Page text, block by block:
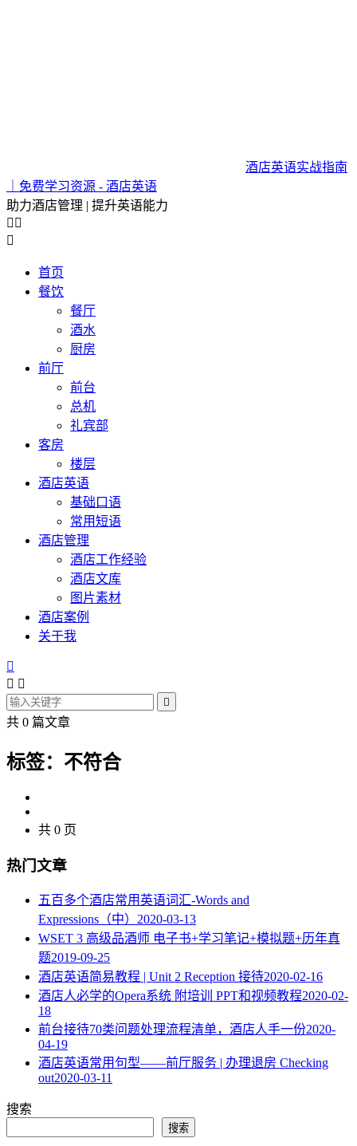
酒店英语实战指南
｜免费学习资源 - 酒店英语
助力酒店管理 | 提升英语能力
 

首页
餐饮
餐厅
酒水
厨房
前厅
前台
总机
礼宾部
客房
楼层
酒店英语
基础口语
常用短语
酒店管理
酒店工作经验
酒店文库
图片素材
酒店案例
关于我

 

共 0 篇文章
标签：不符合
共 0 页
热门文章
五百多个酒店常用英语词汇-Words and
Expressions（中） 2020-03-13
WSET 3 高级品酒师 电子书+学习笔记+模拟题+历年真
题2019-09-25
酒店英语简易教程 | Unit 2 Reception 接待2020-02-16
酒店人必学的Opera系统 附培训 PPT和视频教程2020-02-
18
​前台接待70类问题处理流程清单，酒店人手一份2020-
04-19
酒店英语常用句型——前厅服务 | 办理退房 Checking
out2020-03-11
搜索
搜索